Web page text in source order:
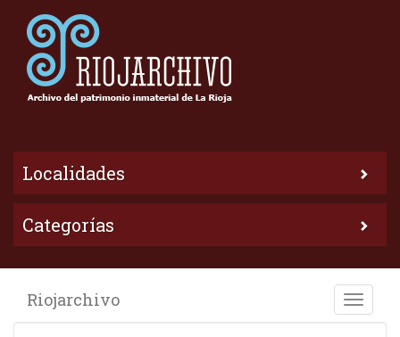
Localidades
Categorías
Toggle
Riojarchivo